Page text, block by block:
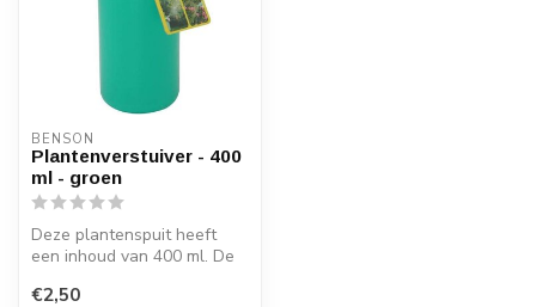
BENSON
Plantenverstuiver - 400
ml - groen
Deze plantenspuit heeft
een inhoud van 400 ml. De
spuitko...
€2,50